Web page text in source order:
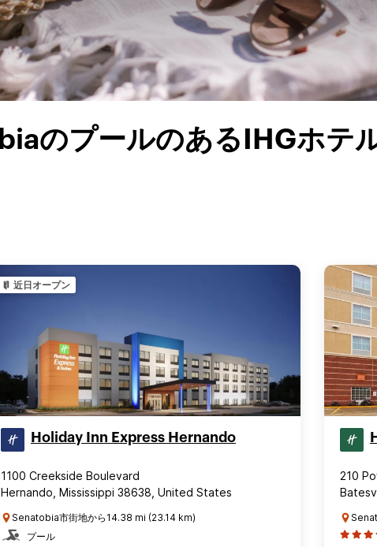
のプールのあるIHGホテ
近日オープン
Holiday Inn Express Hernando
1100 Creekside Boulevard
Hernando, Mississippi 38638, United States
Senatobia市街地から14.38 mi (23.14 km)
プール
210